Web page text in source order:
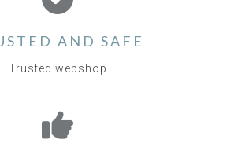
AND SAFE
Trusted webshop